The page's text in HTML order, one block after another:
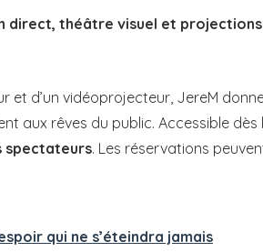
direct, théâtre visuel et
et d’un vidéoprojecteur, JereM
aux rêves du public. Accessible
spectateurs. Les réservations
qui ne s’éteindra jamais